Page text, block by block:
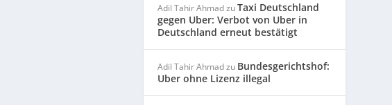
Adil Tahir AhmadzuTaxi Deutschland
gegen Uber: Verbot von Uber in
Deutschland erneut bestätigt
Adil Tahir Ahmadzu Bundesgerichtshof:
Uber ohne Lizenz illegal